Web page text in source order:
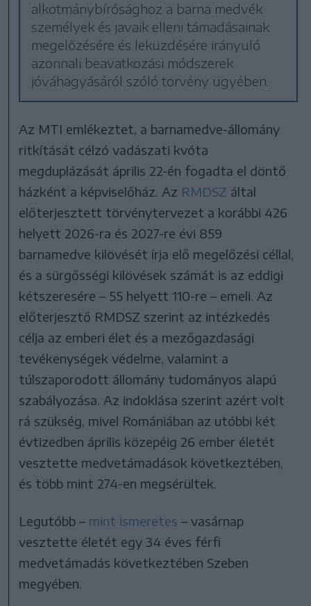
alkotmánybírósághoz a barna medvék
személyek és javaik elleni támadásainak
megelőzésére és leküzdésére irányuló
azonnali beavatkozási módszerek
jóváhagyásáról szóló törvény ügyében.
Az MTI emlékeztet, a barnamedve-állomány
ritkítását célzó vadászati kvóta
megduplázását április 22-én fogadta el döntő
házként a képviselőház. Az RMDSZ által
előterjesztett törvénytervezet a korábbi 426
helyett 2026-ra és 2027-re évi 859
barnamedve kilövését írja elő megelőzési céllal,
és a sürgősségi kilövések számát is az eddigi
kétszeresére – 55 helyett 110-re – emeli. Az
előterjesztő RMDSZ szerint az intézkedés
célja az emberi élet és a mezőgazdasági
tevékenységek védelme, valamint a
túlszaporodott állomány tudományos alapú
szabályozása. Az indoklása szerint azért volt
rá szükség, mivel Romániában az utóbbi két
évtizedben április közepéig 26 ember életét
vesztette medvetámadások következtében,
és több mint 274-en megsérültek.
Legutóbb – mint ismeretes – vasárnap
vesztette életét egy 34 éves férfi
medvetámadás következtében Szeben
megyében.